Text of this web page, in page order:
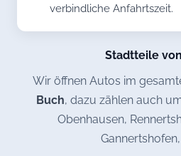
verbindliche Anfahrtszeit.
Stadtteile
Wir öffnen Autos im
Buch, dazu zählen auch
Obenhausen,